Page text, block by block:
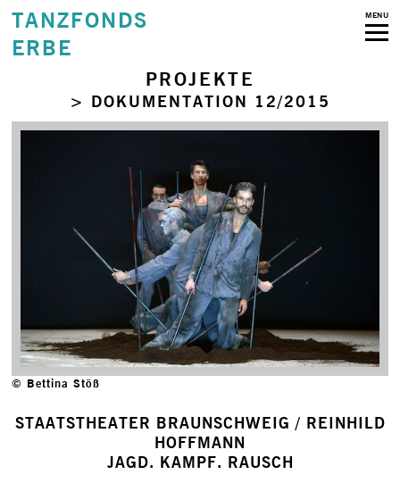
TANZFONDS
ERBE
MENU
PROJEKTE
> DOKUMENTATION 12/2015
© Bettina Stöß
STAATSTHEATER BRAUNSCHWEIG / REINHILD
HOFFMANN
JAGD. KAMPF. RAUSCH